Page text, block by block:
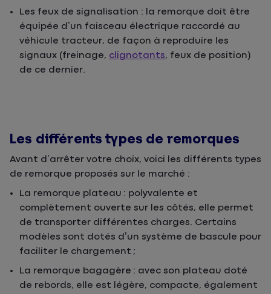
Les feux de signalisation : la remorque doit être
équipée d’un faisceau électrique raccordé au
véhicule tracteur, de façon à reproduire les
signaux (freinage, clignotants, feux de position)
de ce dernier.
Les différents types de remorques
Avant d’arrêter votre choix, voici les différents types
de remorque proposés sur le marché :
La remorque plateau : polyvalente et
complètement ouverte sur les côtés, elle permet
de transporter différentes charges. Certains
modèles sont dotés d’un système de bascule pour
faciliter le chargement ;
La remorque bagagère : avec son plateau doté
de rebords, elle est légère, compacte, également